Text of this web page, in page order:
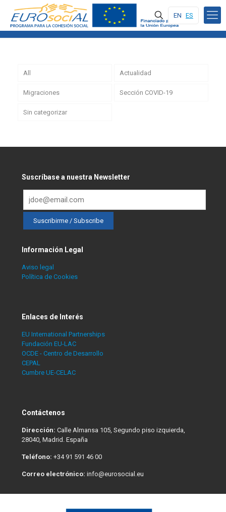
EN ES
All Actualidad
Migraciones Sección COVID-19
Sin categorizar
Suscríbase a nuestra Newsletter
Información Legal
Aviso legal
Política de Cookies
Enlaces de Interés
EU International Partnerships
Fundación EU-LAC
OCDE - Centro de Desarrollo
CEPAL
Cumbre UE-CELAC
Contáctenos
Dirección: Calle Almansa 105, Segundo piso izquierda,
28040, Madrid. España
Teléfono: +34 91 591 46 00
Correo electrónico: info@eurosocial.eu